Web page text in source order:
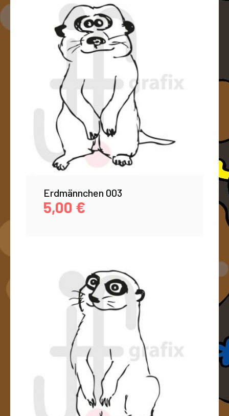
Erdmännchen 003
5,00 €